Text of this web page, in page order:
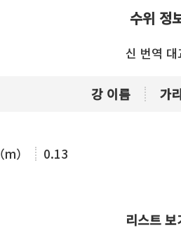
수위 정
신 번역 대
강 이름 가
） 0.13
리스트 보